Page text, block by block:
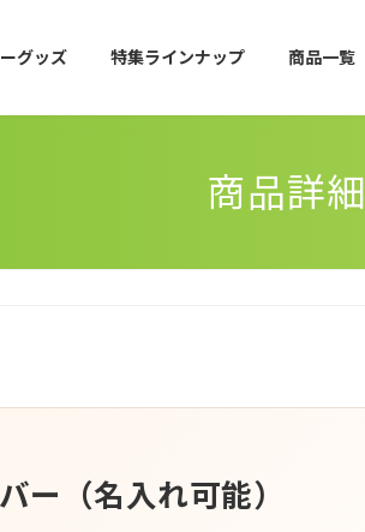
グッズ 特集ラインナップ 商品一覧
商品詳細
ー（名入れ可能）